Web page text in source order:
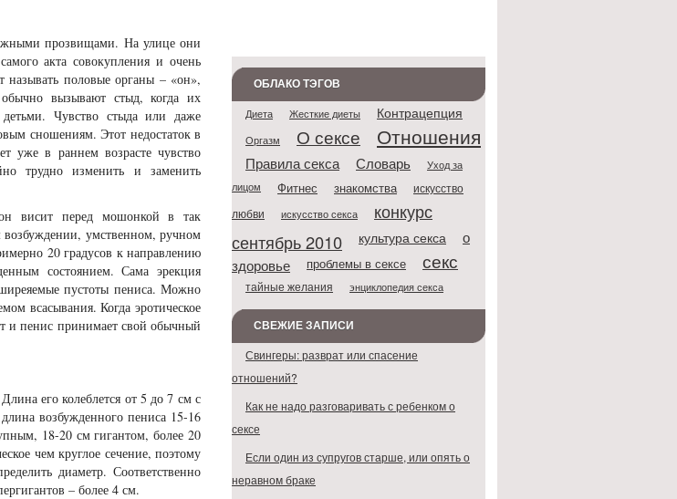
прозвищами. На улице они
акта совокупления и очень
половые органы – «он»,
вызывают стыд, когда их
Чувство стыда или даже
сношениям. Этот недостаток в
уже в раннем возрасте чувство
трудно изменить и заменить
висит перед мошонкой в так
умственном, ручном
20 градусов к направлению
состоянием. Сама эрекция
пустоты пениса. Можно
всасывания. Когда эротическое
и пенис принимает свой обычный
его колеблется от 5 до 7 см с
возбужденного пениса 15-16
18-20 см гигантом, более 20
чем круглое сечение, поэтому
диаметр. Соответственно
– более 4 см.
ОБЛАКО ТЭГОВ
Диета Жесткие диеты Контрацепция
Оргазм О сексе Отношения
Правила секса Словарь Уход за
лицом Фитнес знакомства искусство
любви искусство секса конкурс
сентябрь 2010 культура секса о
здоровье проблемы в сексе секс
тайные желания энциклопедия секса
СВЕЖИЕ ЗАПИСИ
Свингеры: разврат или спасение
отношений?
Как не надо разговаривать с ребенком о
сексе
Если один из супругов старше, или опять о
неравном браке